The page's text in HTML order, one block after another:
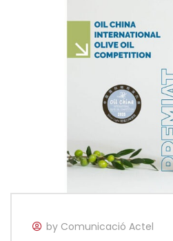
by Comunicació Actel